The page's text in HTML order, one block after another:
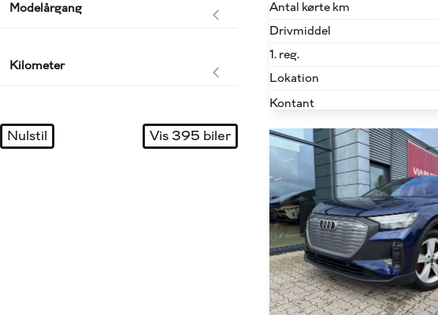
Modelårgang
Kilometer
Nulstil Vis 395 biler
Antal kørte km
Drivmiddel
1. reg.
Lokation
Kontant